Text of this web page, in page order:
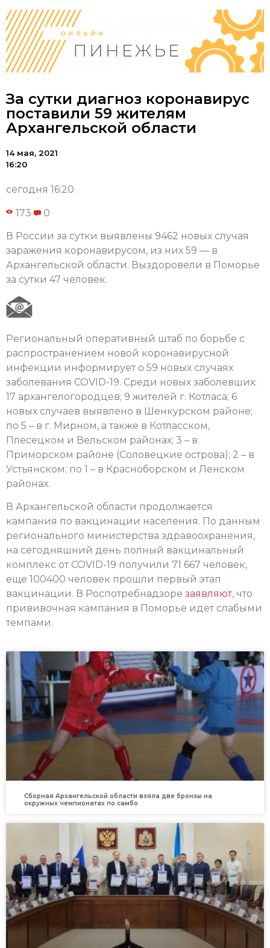
За сутки диагноз коронавирус
поставили 59 жителям
Архангельской области
14 мая, 2021
16:20
сегодня 16:20
173 0
В России за сутки выявлены 9462 новых случая
заражения коронавирусом, из них 59 — в
Архангельской области. Выздоровели в Поморье
за сутки 47 человек.
Региональный оперативный штаб по борьбе с
распространением новой коронавирусной
инфекции информирует о 59 новых случаях
заболевания COVID-19. Cреди новых заболевших:
17 архангелогородцев; 9 жителей г. Котласа; 6
новых случаев выявлено в Шенкурском районе;
по 5 – в г. Мирном, а также в Котласском,
Плесецком и Вельском районах; 3 – в
Приморском районе (Соловецкие острова); 2 – в
Устьянском; по 1 – в Красноборском и Ленском
районах.
В Архангельской области продолжается
кампания по вакцинации населения. По данным
регионального министерства здравоохранения,
на сегодняшний день полный вакцинальный
комплекс от COVID-19 получили 71 667 человек,
еще 100400 человек прошли первый этап
вакцинации. В Роспотребнадзоре заявляют, что
прививочная кампания в Поморье идет слабыми
темпами.
Сборная Архангельской области взяла две бронзы на
окружных чемпионатах по самбо